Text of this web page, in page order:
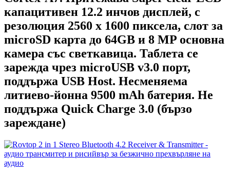
капацитивен 12.2 инчов дисплей, с
резолюция 2560 x 1600 пиксела, слот за
microSD карта до 64GB и 8 MP основна
камера със светкавица. Таблета се
зарежда чрез microUSB v3.0 порт,
поддържа USB Host. Несменяема
литиево-йонна 9500 mAh батерия. Не
поддържа Quick Charge 3.0 (бързо
зареждане)